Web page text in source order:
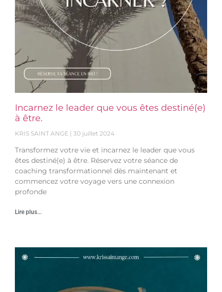
Incarnez le leader que vous êtes destiné(e)
à être.
KRIS SAINT ANGE 30 juillet 2024
Transformez votre vie et incarnez le leader que vous
êtes destiné(e) à être. Réservez votre séance de
coaching transformationnel dès maintenant et
commencez votre voyage vers une connexion
profonde
Lire plus...